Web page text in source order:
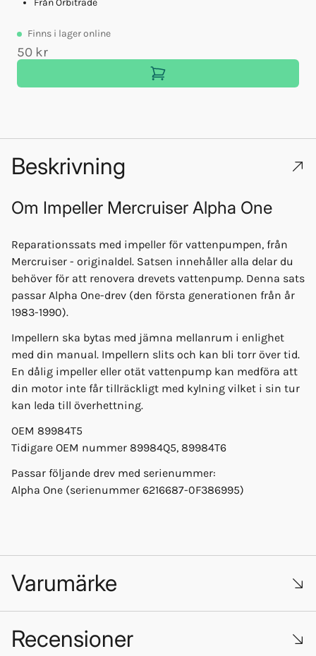
Finns i lager online
50 kr
Beskrivning
Om Impeller Mercruiser Alpha One
Reparationssats med impeller för vattenpumpen, från
Mercruiser - originaldel. Satsen innehåller alla delar du
behöver för att renovera drevets vattenpump. Denna sats
passar Alpha One-drev (den första generationen från år
1983-1990).
Impellern ska bytas med jämna mellanrum i enlighet
med din manual. Impellern slits och kan bli torr över tid.
En dålig impeller eller otät vattenpump kan medföra att
din motor inte får tillräckligt med kylning vilket i sin tur
kan leda till överhettning.
OEM 89984T5
Tidigare OEM nummer 89984Q5, 89984T6
Passar följande drev med serienummer:
Alpha One (serienummer 6216687-0F386995)
Varumärke
Mercury Mercruiser
Recensioner